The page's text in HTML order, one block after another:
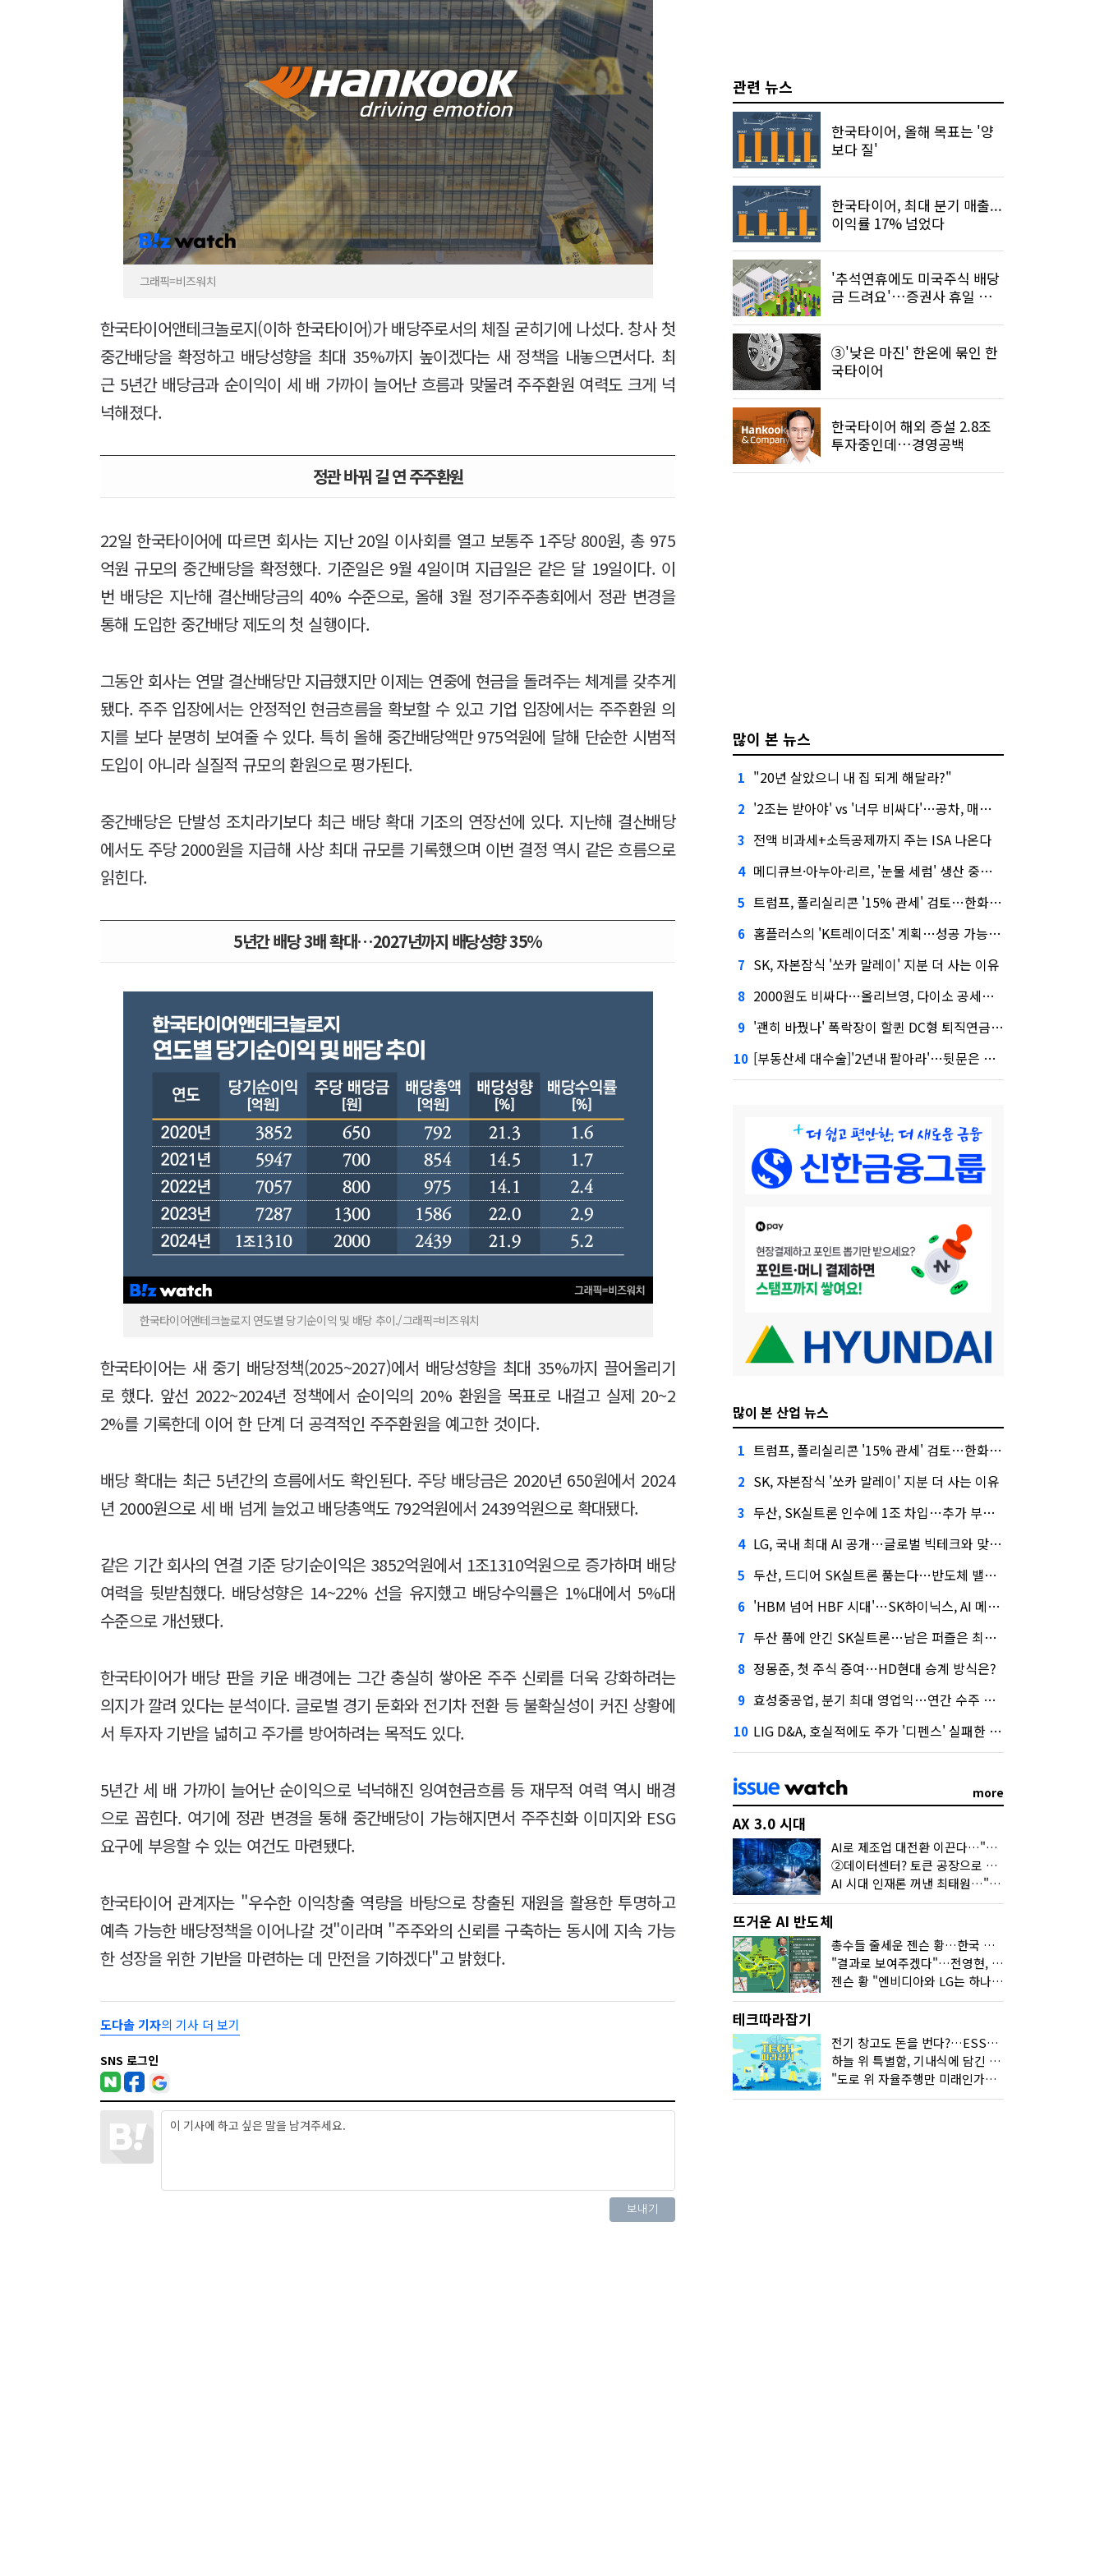
그래픽=비즈워치
한국타이어앤테크놀로지(이하 한국타이어)가 배당주로서의 체질 굳히기에 나섰다. 창사 첫
중간배당을 확정하고 배당성향을 최대 35%까지 높이겠다는 새 정책을 내놓으면서다. 최
근 5년간 배당금과 순이익이 세 배 가까이 늘어난 흐름과 맞물려 주주환원 여력도 크게 넉
넉해졌다.
정관 바꿔 길 연 주주환원
22일 한국타이어에 따르면 회사는 지난 20일 이사회를 열고 보통주 1주당 800원, 총 975
억원 규모의 중간배당을 확정했다. 기준일은 9월 4일이며 지급일은 같은 달 19일이다. 이
번 배당은 지난해 결산배당금의 40% 수준으로, 올해 3월 정기주주총회에서 정관 변경을
통해 도입한 중간배당 제도의 첫 실행이다.
그동안 회사는 연말 결산배당만 지급했지만 이제는 연중에 현금을 돌려주는 체계를 갖추게
됐다. 주주 입장에서는 안정적인 현금흐름을 확보할 수 있고 기업 입장에서는 주주환원 의
지를 보다 분명히 보여줄 수 있다. 특히 올해 중간배당액만 975억원에 달해 단순한 시범적
도입이 아니라 실질적 규모의 환원으로 평가된다.
중간배당은 단발성 조치라기보다 최근 배당 확대 기조의 연장선에 있다. 지난해 결산배당
에서도 주당 2000원을 지급해 사상 최대 규모를 기록했으며 이번 결정 역시 같은 흐름으로
읽힌다.
5년간 배당 3배 확대…2027년까지 배당성향 35%
한국타이어앤테크놀로지 연도별 당기순이익 및 배당 추이./그래픽=비즈워치
한국타이어는 새 중기 배당정책(2025~2027)에서 배당성향을 최대 35%까지 끌어올리기
로 했다. 앞선 2022~2024년 정책에서 순이익의 20% 환원을 목표로 내걸고 실제 20~2
2%를 기록한데 이어 한 단계 더 공격적인 주주환원을 예고한 것이다.
배당 확대는 최근 5년간의 흐름에서도 확인된다. 주당 배당금은 2020년 650원에서 2024
년 2000원으로 세 배 넘게 늘었고 배당총액도 792억원에서 2439억원으로 확대됐다.
같은 기간 회사의 연결 기준 당기순이익은 3852억원에서 1조1310억원으로 증가하며 배당
여력을 뒷받침했다. 배당성향은 14~22% 선을 유지했고 배당수익률은 1%대에서 5%대
수준으로 개선됐다.
한국타이어가 배당 판을 키운 배경에는 그간 충실히 쌓아온 주주 신뢰를 더욱 강화하려는
의지가 깔려 있다는 분석이다. 글로벌 경기 둔화와 전기차 전환 등 불확실성이 커진 상황에
서 투자자 기반을 넓히고 주가를 방어하려는 목적도 있다.
5년간 세 배 가까이 늘어난 순이익으로 넉넉해진 잉여현금흐름 등 재무적 여력 역시 배경
으로 꼽힌다. 여기에 정관 변경을 통해 중간배당이 가능해지면서 주주친화 이미지와 ESG
요구에 부응할 수 있는 여건도 마련됐다.
한국타이어 관계자는 "우수한 이익창출 역량을 바탕으로 창출된 재원을 활용한 투명하고
예측 가능한 배당정책을 이어나갈 것"이라며 "주주와의 신뢰를 구축하는 동시에 지속 가능
한 성장을 위한 기반을 마련하는 데 만전을 기하겠다"고 밝혔다.
도다솔 기자의 기사 더 보기
SNS 로그인
관련 뉴스
한국타이어, 올해 목표는 '양
보다 질'
한국타이어, 최대 분기 매출...
이익률 17% 넘었다
'추석연휴에도 미국주식 배당
금 드려요'…증권사 휴일 배
③'낮은 마진' 한온에 묶인 한
국타이어
한국타이어 해외 증설 2.8조
투자중인데…경영공백
많이 본 뉴스
1 "20년 살았으니 내 집 되게 해달라?"
2 '2조는 받아야' vs '너무 비싸다'…공차, 매각 성공할까
3 전액 비과세+소득공제까지 주는 ISA 나온다
4 메디큐브·아누아·리르, '눈물 세럼' 생산 중단한다
5 트럼프, 폴리실리콘 '15% 관세' 검토…한화큐셀·OCI 영향은?
6 홈플러스의 'K트레이더조' 계획…성공 가능성은 '글쎄'
7 SK, 자본잠식 '쏘카 말레이' 지분 더 사는 이유
8 2000원도 비싸다…올리브영, 다이소 공세에 '가성비'로 맞불
9 '괜히 바꿨나' 폭락장이 할퀸 DC형 퇴직연금…전문가 조언은
10 [부동산세 대수술]'2년내 팔아라'…뒷문은 열었다
많이 본 산업 뉴스
1 트럼프, 폴리실리콘 '15% 관세' 검토…한화큐셀·OCI 영향은?
2 SK, 자본잠식 '쏘카 말레이' 지분 더 사는 이유
3 두산, SK실트론 인수에 1조 차입…추가 부담은?
4 LG, 국내 최대 AI 공개…글로벌 빅테크와 맞붙는다
5 두산, 드디어 SK실트론 품는다…반도체 밸류체인 위상 강화
6 'HBM 넘어 HBF 시대'…SK하이닉스, AI 메모리 표준 선점 나섰다
7 두산 품에 안긴 SK실트론…남은 퍼즐은 최태원 지분 29.4%
8 정몽준, 첫 주식 증여…HD현대 승계 방식은?
9 효성중공업, 분기 최대 영업익…연간 수주 목표 12조로
10 LIG D&A, 호실적에도 주가 '디펜스' 실패한 이유
more
AX 3.0 시대
AI로 제조업 대전환 이끈다…"2030년까지 민관합동 20조 투자"
②데이터센터? 토큰 공장으로 변신
AI 시대 인재론 꺼낸 최태원…"협업이 경쟁력"
뜨거운 AI 반도체
총수들 줄세운 젠슨 황…한국 산업계 새판 짰다
"결과로 보여주겠다"…전영현, 젠슨 황과 HBM5 논의
젠슨 황 "엔비디아와 LG는 하나의 거대한 팀"
테크따라잡기
전기 창고도 돈을 번다?…ESS의 '두뇌' EMO가 뭐길래
하늘 위 특별함, 기내식에 담긴 기술의 세계
"도로 위 자율주행만 미래인가요"…진흙탕서 길 내는 HD현대 AI 기술